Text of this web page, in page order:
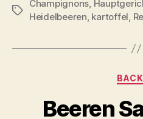
Schlagwörter
Champignons,
Heidelbeeren, kartoffel,
Beeren